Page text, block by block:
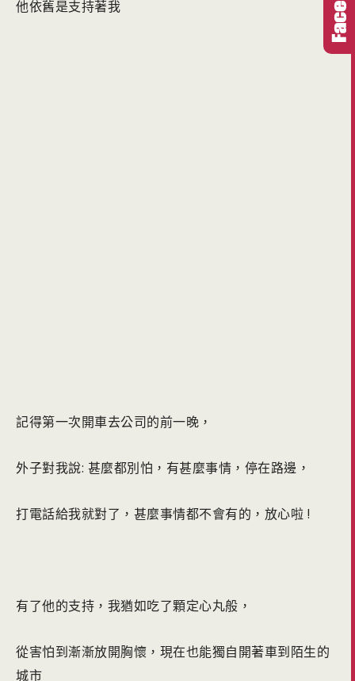
他依舊是支持著我
記得第一次開車去公司的前一晚，
外子對我說: 甚麼都別怕，有甚麼事情，停在路邊，
打電話給我就對了，甚麼事情都不會有的，放心啦 !
有了他的支持，我猶如吃了顆定心丸般，
從害怕到漸漸放開胸懷，現在也能獨自開著車到陌生的
城市